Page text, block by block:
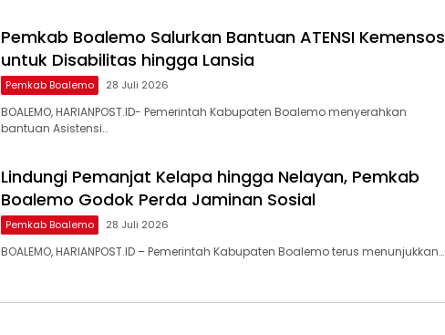
Pemkab Boalemo Salurkan Bantuan ATENSI Kemensos
untuk Disabilitas hingga Lansia
Pemkab Boalemo 28 Juli 2026
​BOALEMO, HARIANPOST.ID- Pemerintah Kabupaten Boalemo menyerahkan
bantuan Asistensi…
Lindungi Pemanjat Kelapa hingga Nelayan, Pemkab
Boalemo Godok Perda Jaminan Sosial
Pemkab Boalemo 28 Juli 2026
BOALEMO, HARIANPOST.ID – Pemerintah Kabupaten Boalemo terus menunjukkan…